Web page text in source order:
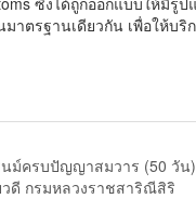
าตรฐานเดียวกัน เพื่อให้บริ
ม์ครบปัญญาสมวาร (50 วัน)
วดี กรมหลวงราชสาริณีสิริ